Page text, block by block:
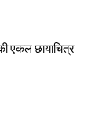
एकल छायाचित्र